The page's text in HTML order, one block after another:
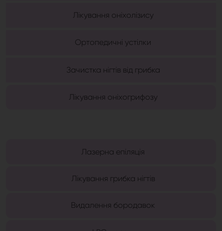
Лікування оніхолізису
Ортопедичні устілки
Зачистка нігтів від грибка
Лікування оніхогрифозу
Лазерна епіляція
Лікування грибка нігтів
Видалення бородавок